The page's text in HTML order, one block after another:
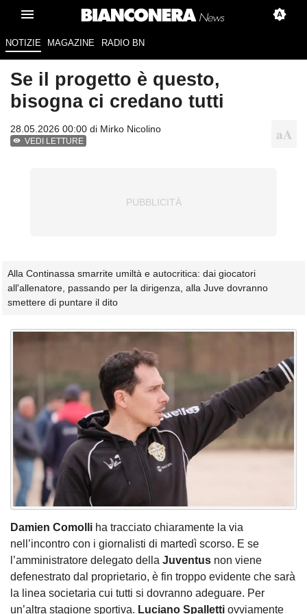
NOTIZIE MAGAZINE RADIO BN
Se il progetto è questo,
bisogna ci credano tutti
28.05.2026 00:00 di Mirko Nicolino
VEDI LETTURE
Alla Continassa smarrite umiltà e autocritica: dai giocatori
all'allenatore, passando per la dirigenza, alla Juve dovranno
smettere di puntare il dito
Damien Comolli ha tracciato chiaramente la via
nell’incontro con i giornalisti di martedì scorso. E se
l’amministratore delegato della Juventus non viene
defenestrato dal proprietario, è fin troppo evidente che sarà
la linea societaria cui tutti si dovranno adeguare. Per
un’altra stagione sportiva. Luciano Spalletti ovviamente